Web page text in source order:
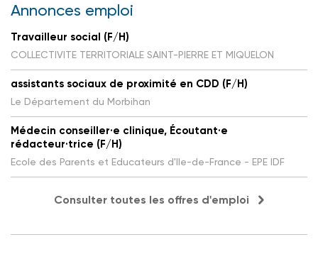
Annonces emploi
Travailleur social (F/H)
COLLECTIVITE TERRITORIALE SAINT-PIERRE ET MIQUELON
assistants sociaux de proximité en CDD (F/H)
Le Département du Morbihan
Médecin conseiller·e clinique, Écoutant·e
rédacteur·trice (F/H)
Ecole des Parents et Educateurs d'Ile-de-France - EPE IDF
Consulter toutes les offres d'emploi